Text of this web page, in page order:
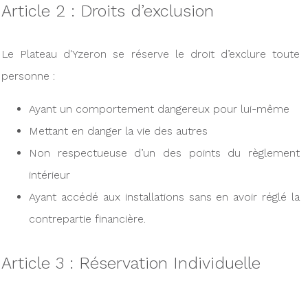
Article 2 : Droits d’exclusion
Le Plateau d'Yzeron se réserve le droit d’exclure toute
personne :
Ayant un comportement dangereux pour lui-même
Mettant en danger la vie des autres
Non respectueuse d’un des points du règlement
intérieur
Ayant accédé aux installations sans en avoir réglé la
contrepartie financière.
Article 3 : Réservation Individuelle